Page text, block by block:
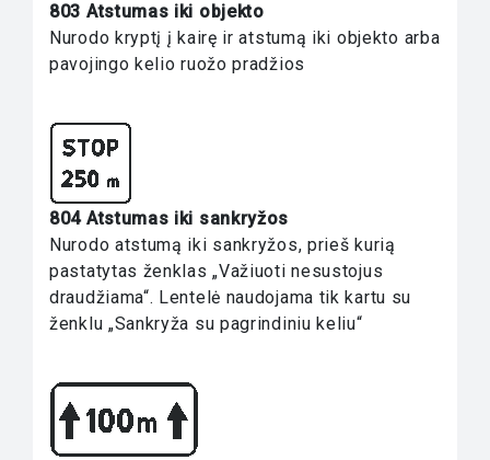
803 Atstumas iki objekto
Nurodo kryptį į kairę ir atstumą iki objekto arba
pavojingo kelio ruožo pradžios
804 Atstumas iki sankryžos
Nurodo atstumą iki sankryžos, prieš kurią
pastatytas ženklas „Važiuoti nesustojus
draudžiama“. Lentelė naudojama tik kartu su
ženklu „Sankryža su pagrindiniu keliu“